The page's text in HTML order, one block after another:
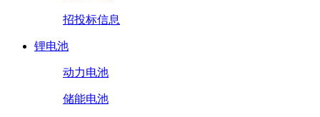
招投标信息
锂电池
动力电池
储能电池